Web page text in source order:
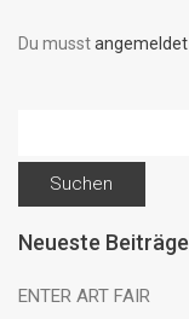
Du musstangemeldet
nach:
Neueste Beiträge
ENTER ART FAIR